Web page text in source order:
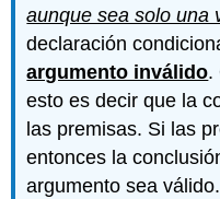
aunque sea solo una
declaración
argumento inválido.
esto es decir que la
las premisas. Si las
entonces la
argumento sea válido.